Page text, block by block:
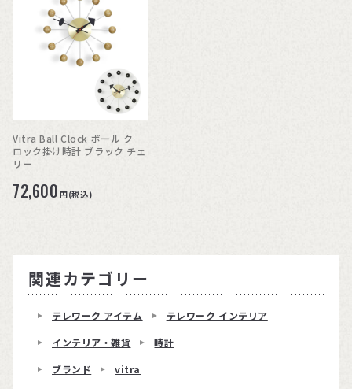
Vitra Ball Clock ボール ク
ロック掛け時計 ブラック チェ
リー
72,600 円(税込)
関連カテゴリー
テレワーク アイテム
テレワーク インテリア
インテリア・雑貨
時計
ブランド
vitra